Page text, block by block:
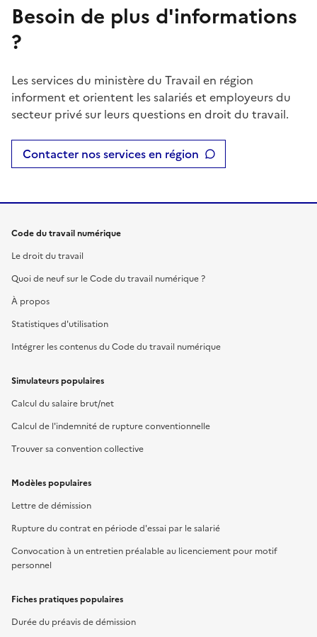
Besoin de plus d'informations
?
Les services du ministère du Travail en région
informent et orientent les salariés et employeurs du
secteur privé sur leurs questions en droit du travail.
Contacter nos services en région
Code du travail numérique
Le droit du travail
Quoi de neuf sur le Code du travail numérique ?
À propos
Statistiques d'utilisation
Intégrer les contenus du Code du travail numérique
Simulateurs populaires
Calcul du salaire brut/net
Calcul de l'indemnité de rupture conventionnelle
Trouver sa convention collective
Modèles populaires
Lettre de démission
Rupture du contrat en période d'essai par le salarié
Convocation à un entretien préalable au licenciement pour motif
personnel
Fiches pratiques populaires
Durée du préavis de démission